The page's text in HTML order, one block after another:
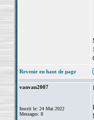
Revenir en haut de page
vanvan2007
Inscrit le: 24 Mai 2022
Messages: 8